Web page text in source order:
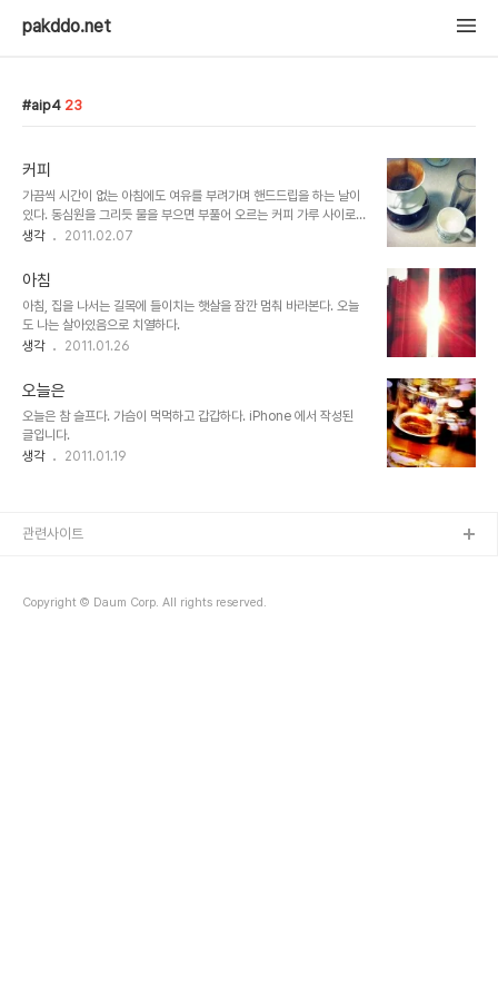
pakddo.net
aip4 23
커피
가끔씩 시간이 없는 아침에도 여유를 부려가며 핸드드립을 하는 날이
있다. 동심원을 그리듯 물을 부으면 부풀어 오르는 커피 가루 사이로
짙은 갈색빛 물이 떨어지는 소리가 들리기 시작한다. 빗소리같기도 하
금 느긋해진다. 잠깐 여유 찾기엔 이만한 취미도 없는 듯 하다. 연휴가
지난 흔적을 커피로 씻는 중...
생각 2011.02.07
아침
아침, 집을 나서는 길목에 들이치는 햇살을 잠깐 멈춰 바라본다. 오늘
도 나는 살아있음으로 치열하다.
생각
2011.01.26
오늘은
오늘은 참 슬프다. 가슴이 먹먹하고 갑갑하다. iPhone 에서 작성된
글입니다.
생각
2011.01.19
Copyright © Daum Corp. All rights reserved.
관련사이트